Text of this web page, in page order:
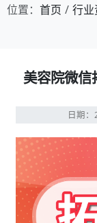
位置： 首页 行
美容院微信
日期